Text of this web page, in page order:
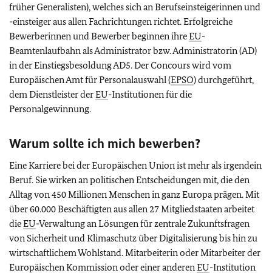
früher Generalisten), welches sich an Berufseinsteigerinnen und
-einsteiger aus allen Fachrichtungen richtet. Erfolgreiche
Bewerberinnen und Bewerber beginnen ihreEU-
Beamtenlaufbahn als Administrator bzw. Administratorin (AD)
in der Einstiegsbesoldung AD5. Der Concours wird vom
Europäischen Amt für Personalauswahl (EPSO) durchgeführt,
dem Dienstleister derEU-Institutionen für die
Personalgewinnung.
Warum sollte ich mich bewerben?
Eine Karriere bei der Europäischen Union ist mehr als irgendein
Beruf. Sie wirken an politischen Entscheidungen mit, die den
Alltag von 450 Millionen Menschen in ganz Europa prägen. Mit
über 60.000 Beschäftigten aus allen 27 Mitgliedstaaten arbeitet
dieEU-Verwaltung an Lösungen für zentrale Zukunftsfragen
von Sicherheit und Klimaschutz über Digitalisierung bis hin zu
wirtschaftlichem Wohlstand. Mitarbeiterin oder Mitarbeiter der
Europäischen Kommission oder einer anderen EU-Institution